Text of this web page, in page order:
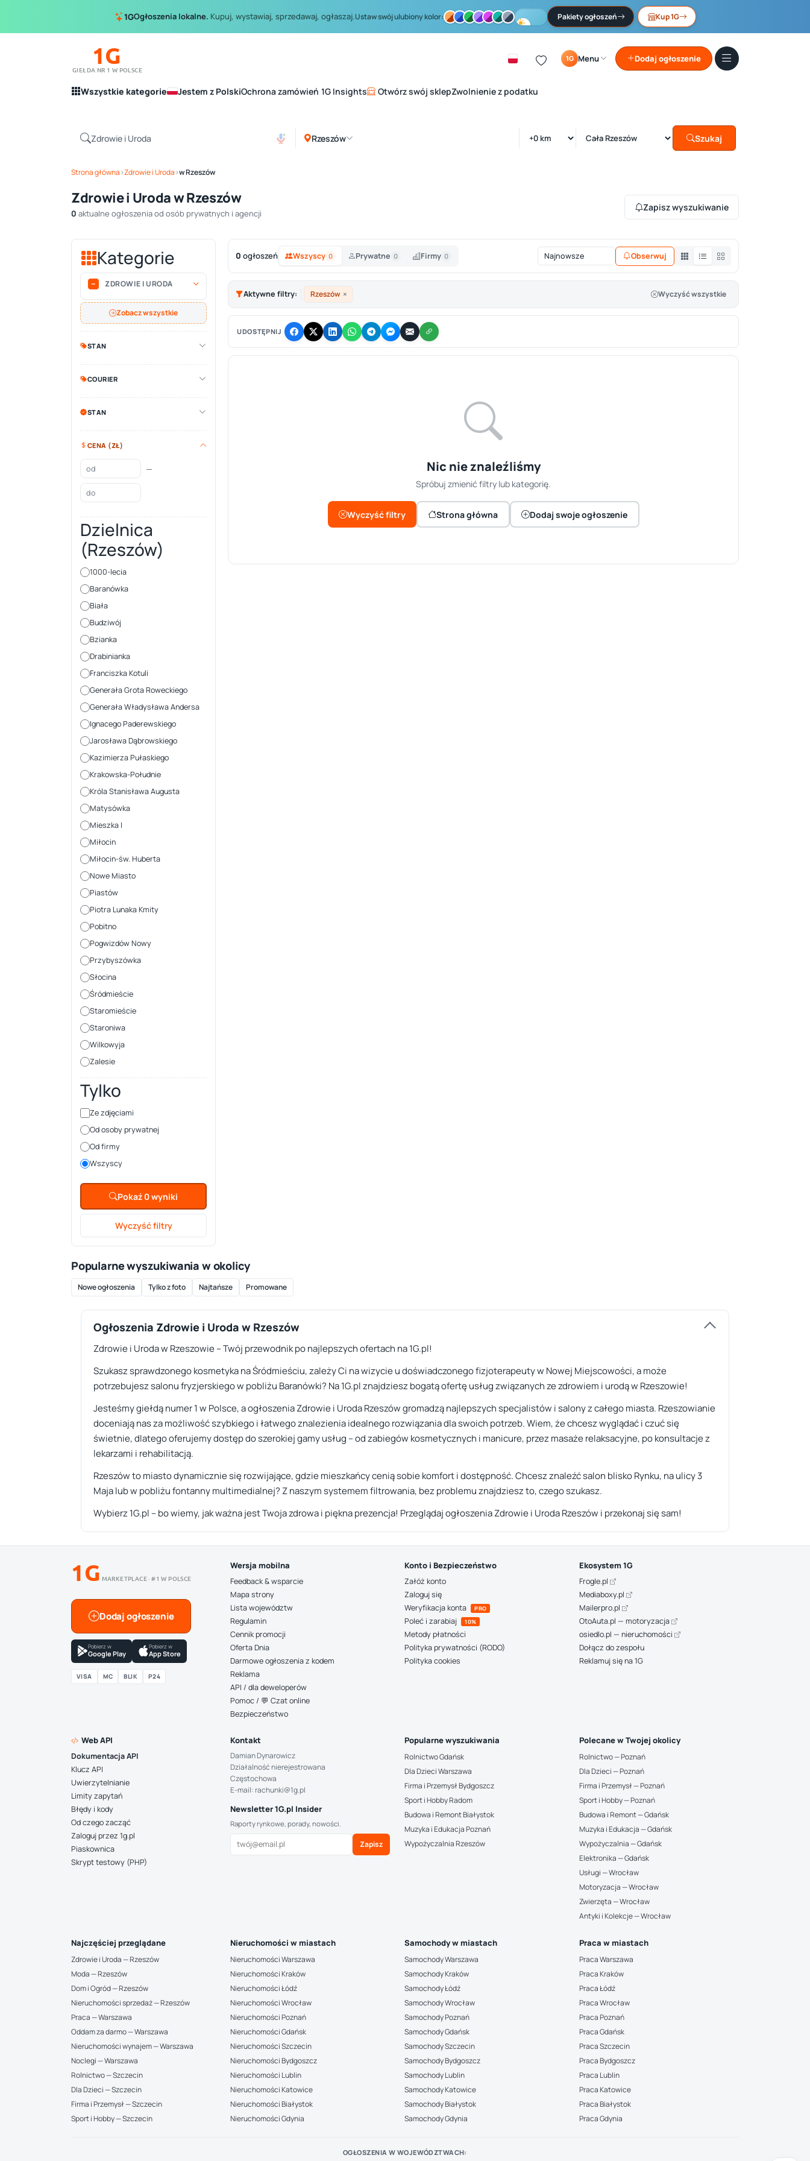
1GOgłoszenia lokalne. Kupuj, wystawiaj, sprzedawaj, ogłaszaj.Ustaw swój ulubiony kolor: Pakiety ogłoszeń Kup 1G
1G
GIEŁDA NR 1 W POLSCE
1G Menu Dodaj ogłoszenie
Wszystkie kategorie Jestem z PolskiOchrona zamówień 1G Insights Otwórz swój sklepZwolnienie z podatku
Rzeszów Szukaj
Strona główna›Zdrowie i Uroda›w Rzeszów
Zdrowie i Uroda w Rzeszów
0 aktualne ogłoszenia od osób prywatnych i agencji
Zapisz wyszukiwanie
Kategorie
ZDROWIE I URODA
Zobacz wszystkie
STAN
COURIER
STAN
CENA (ZŁ)
—
Dzielnica
(Rzeszów)
1000-lecia
Baranówka
Biała
Budziwój
Bzianka
Drabinianka
Franciszka Kotuli
Generała Grota Roweckiego
Generała Władysława Andersa
Ignacego Paderewskiego
Jarosława Dąbrowskiego
Kazimierza Pułaskiego
Krakowska-Południe
Króla Stanisława Augusta
Matysówka
Mieszka I
Miłocin
Miłocin-św. Huberta
Nowe Miasto
Piastów
Piotra Lunaka Kmity
Pobitno
Pogwizdów Nowy
Przybyszówka
Słocina
Śródmieście
Staromieście
Staroniwa
Wilkowyja
Zalesie
Tylko
Ze zdjęciami
Od osoby prywatnej
Od firmy
Wszyscy
Pokaż 0 wyniki
Wyczyść filtry
0 ogłoszeń Wszyscy 0 Prywatne 0 Firmy 0 Obserwuj
Aktywne filtry: Rzeszów × Wyczyść wszystkie
UDOSTĘPNIJ
Nic nie znaleźliśmy
Spróbuj zmienić filtry lub kategorię.
Wyczyść filtry Strona główna Dodaj swoje ogłoszenie
Popularne wyszukiwania w okolicy
Nowe ogłoszenia Tylko z foto Najtańsze Promowane
Ogłoszenia Zdrowie i Uroda w Rzeszów
Zdrowie i Uroda w Rzeszowie – Twój przewodnik po najlepszych ofertach na 1G.pl!
Szukasz sprawdzonego kosmetyka na Śródmieściu, zależy Ci na wizycie u doświadczonego fizjoterapeuty w Nowej Miejscowości, a może
potrzebujesz salonu fryzjerskiego w pobliżu Baranówki? Na 1G.pl znajdziesz bogatą ofertę usług związanych ze zdrowiem i urodą w Rzeszowie!
Jesteśmy giełdą numer 1 w Polsce, a ogłoszenia Zdrowie i Uroda Rzeszów gromadzą najlepszych specjalistów i salony z całego miasta. Rzeszowianie
doceniają nas za możliwość szybkiego i łatwego znalezienia idealnego rozwiązania dla swoich potrzeb. Wiem, że chcesz wyglądać i czuć się
świetnie, dlatego oferujemy dostęp do szerokiej gamy usług – od zabiegów kosmetycznych i manicure, przez masaże relaksacyjne, po konsultacje z
lekarzami i rehabilitacją.
Rzeszów to miasto dynamicznie się rozwijające, gdzie mieszkańcy cenią sobie komfort i dostępność. Chcesz znaleźć salon blisko Rynku, na ulicy 3
Maja lub w pobliżu fontanny multimedialnej? Z naszym systemem filtrowania, bez problemu znajdziesz to, czego szukasz.
Wybierz 1G.pl – bo wiemy, jak ważna jest Twoja zdrowa i piękna prezencja! Przeglądaj ogłoszenia Zdrowie i Uroda Rzeszów i przekonaj się sam!
1G MARKETPLACE · #1 W POLSCE
Dodaj ogłoszenie
Pobierz w
Google Play
Pobierz w
App Store
VISA MC BLIK P24
Wersja mobilna
Feedback & wsparcie
Mapa strony
Lista województw
Regulamin
Cennik promocji
Oferta Dnia
Darmowe ogłoszenia z kodem
Reklama
API / dla deweloperów
Pomoc / 💬 Czat online
Bezpieczeństwo
Konto i Bezpieczeństwo
Załóż konto
Zaloguj się
Weryfikacja konta
PRO
Poleć i zarabiaj 10%
Metody płatności
Polityka prywatności (RODO)
Polityka cookies
Ekosystem 1G
Frogle.pl
Mediaboxy.pl
Mailerpro.pl
OtoAuta.pl — motoryzacja
osiedlo.pl — nieruchomości
Dołącz do zespołu
Reklamuj się na 1G
Web API
Dokumentacja API
Klucz API
Uwierzytelnianie
Limity zapytań
Błędy i kody
Od czego zacząć
Zaloguj przez 1g.pl
Piaskownica
Skrypt testowy (PHP)
Kontakt
Damian Dynarowicz
Działalność nierejestrowana
Częstochowa
E-mail: rachunki@1g.pl
Newsletter 1G.pl Insider
Raporty rynkowe, porady, nowości.
Zapisz
Popularne wyszukiwania
Rolnictwo Gdańsk
Dla Dzieci Warszawa
Firma i Przemysł Bydgoszcz
Sport i Hobby Radom
Budowa i Remont Białystok
Muzyka i Edukacja Poznań
Wypożyczalnia Rzeszów
Polecane w Twojej okolicy
Rolnictwo — Poznań
Dla Dzieci — Poznań
Firma i Przemysł — Poznań
Sport i Hobby — Poznań
Budowa i Remont — Gdańsk
Muzyka i Edukacja — Gdańsk
Wypożyczalnia — Gdańsk
Elektronika — Gdańsk
Usługi — Wrocław
Motoryzacja — Wrocław
Zwierzęta — Wrocław
Antyki i Kolekcje — Wrocław
Najczęściej przeglądane
Zdrowie i Uroda — Rzeszów
Moda — Rzeszów
Dom i Ogród — Rzeszów
Nieruchomości sprzedaż — Rzeszów
Praca — Warszawa
Oddam za darmo — Warszawa
Nieruchomości wynajem — Warszawa
Noclegi — Warszawa
Rolnictwo — Szczecin
Dla Dzieci — Szczecin
Firma i Przemysł — Szczecin
Sport i Hobby — Szczecin
Nieruchomości w miastach
Nieruchomości Warszawa
Nieruchomości Kraków
Nieruchomości Łódź
Nieruchomości Wrocław
Nieruchomości Poznań
Nieruchomości Gdańsk
Nieruchomości Szczecin
Nieruchomości Bydgoszcz
Nieruchomości Lublin
Nieruchomości Katowice
Nieruchomości Białystok
Nieruchomości Gdynia
Samochody w miastach
Samochody Warszawa
Samochody Kraków
Samochody Łódź
Samochody Wrocław
Samochody Poznań
Samochody Gdańsk
Samochody Szczecin
Samochody Bydgoszcz
Samochody Lublin
Samochody Katowice
Samochody Białystok
Samochody Gdynia
Praca w miastach
Praca Warszawa
Praca Kraków
Praca Łódź
Praca Wrocław
Praca Poznań
Praca Gdańsk
Praca Szczecin
Praca Bydgoszcz
Praca Lublin
Praca Katowice
Praca Białystok
Praca Gdynia
OGŁOSZENIA W WOJEWÓDZTWACH: